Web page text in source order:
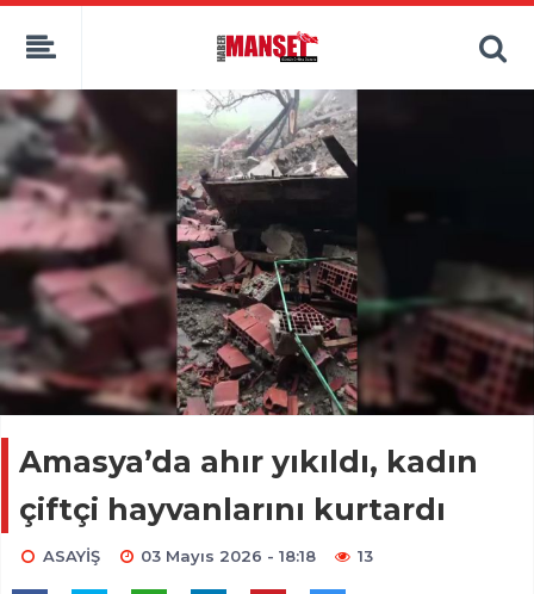
Amasya’da ahır yıkıldı, kadın
çiftçi hayvanlarını kurtardı
ASAYİŞ 03 Mayıs 2026 - 18:18 13